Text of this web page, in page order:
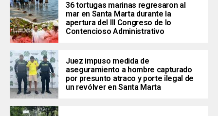
36 tortugas marinas regresaron al
mar en Santa Marta durante la
apertura del III Congreso de lo
Contencioso Administrativo
Juez impuso medida de
aseguramiento a hombre capturado
por presunto atraco y porte ilegal de
un revólver en Santa Marta